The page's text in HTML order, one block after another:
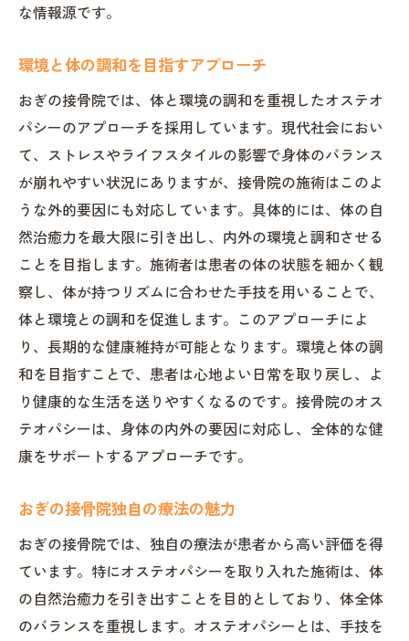
な情報源です。
環境と体の調和を目指すアプローチ
おぎの接骨院では、体と環境の調和を重視したオステオ
パシーのアプローチを採用しています。現代社会におい
て、ストレスやライフスタイルの影響で身体のバランス
が崩れやすい状況にありますが、接骨院の施術はこのよ
うな外的要因にも対応しています。具体的には、体の自
然治癒力を最大限に引き出し、内外の環境と調和させる
ことを目指します。施術者は患者の体の状態を細かく観
察し、体が持つリズムに合わせた手技を用いることで、
体と環境との調和を促進します。このアプローチによ
り、長期的な健康維持が可能となります。環境と体の調
和を目指すことで、患者は心地よい日常を取り戻し、よ
り健康的な生活を送りやすくなるのです。接骨院のオス
テオパシーは、身体の内外の要因に対応し、全体的な健
康をサポートするアプローチです。
おぎの接骨院独自の療法の魅力
おぎの接骨院では、独自の療法が患者から高い評価を得
ています。特にオステオパシーを取り入れた施術は、体
の自然治癒力を引き出すことを目的としており、体全体
のバランスを重視します。オステオパシーとは、手技を